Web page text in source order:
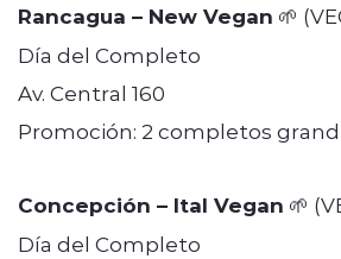
Rancagua – New Vegan 🌱
Día del Completo
Av. Central 160
Promoción: 2 completos
Concepción – Ital Vegan 🌱
Día del Completo